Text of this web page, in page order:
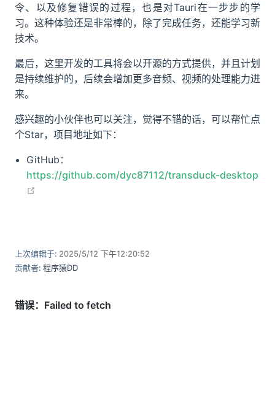
令、以及修复错误的过程，也是对Tauri在一步步的学
习。这种体验还是非常棒的，除了完成任务，还能学习新
技术。
最后，这里开发的工具将会以开源的方式提供，并且计划
是持续维护的，后续会增加更多音频、视频的处理能力进
来。
感兴趣的小伙伴也可以关注，觉得不错的话，可以帮忙点
个Star，项目地址如下：
GitHub：
https://github.com/dyc87112/transduck-desktop
上次编辑于: 2025/5/12 下午12:20:52
贡献者: 程序猿DD